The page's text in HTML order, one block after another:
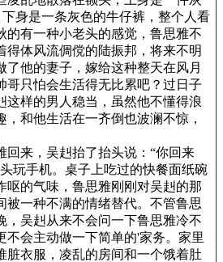
身是一条灰色的牛仔裤，整个人看
的有一种小老头的感觉，鲁思雅不
得体风流倜傥的陆振邦，将来不明
了他的妻子，嫁给这种整天在风月
哥只怕会生活得无比累吧？过日子
这样的男人稳当，虽然他不懂得浪
，和他生活在一齐倒也波澜不惊，
来，吴赳抬了抬头说：“你回来
玩手机。桌子上吃过的快餐面纸碗
呕的气味，鲁思雅刚刚对吴赳的那
被一种不满的情绪替代。不管鲁思
，吴赳从来不会问一下鲁思雅冷不
不会主动做一下简单的'家务。家里
脏衣服，凌乱的房间和一个饿着肚